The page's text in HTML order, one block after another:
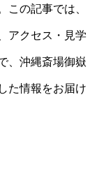
この記事では、
アクセス・見学
、沖縄斎場御嶽
た情報をお届け